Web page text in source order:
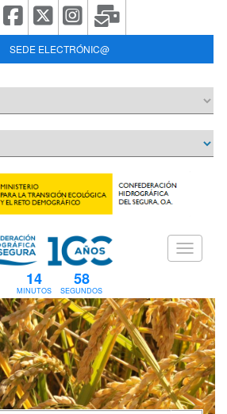
SEDE ELECTRÓNIC@
14
MINUTOS
57
SEGUNDOS